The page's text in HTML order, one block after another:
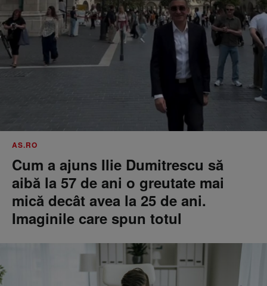
AS.RO
Cum a ajuns Ilie Dumitrescu să
aibă la 57 de ani o greutate mai
mică decât avea la 25 de ani.
Imaginile care spun totul